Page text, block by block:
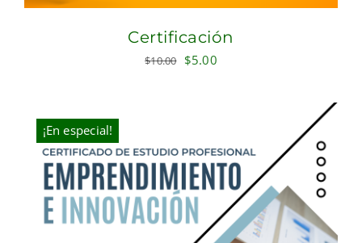
Certificación
$10.00 Original
$5.00Current
¡En especial!